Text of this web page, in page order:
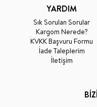
YARDIM
Sık Sorulan Sorular
Kargom Nerede?
KVKK Başvuru Formu
İade Taleplerim
İletişim